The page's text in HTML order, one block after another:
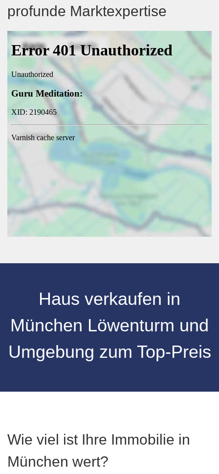
profunde Marktexpertise
Haus verkaufen in
München Löwenturm und
Umgebung zum Top-Preis
Wie viel ist Ihre Immobilie in
München wert?